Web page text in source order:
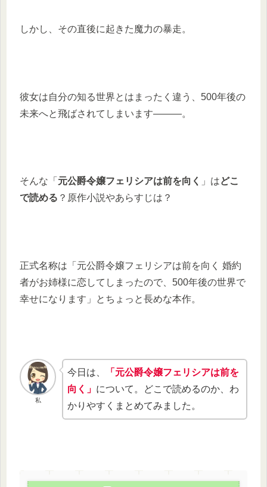
しかし、その直後に起きた魔力の暴走。
彼女は自分の知る世界とはまったく違う、500年後の
未来へと飛ばされてしまいます―――。
そんな「 元公爵令嬢フェリシアは前を向く 」はどこ
で読める ？原作小説やあらすじは？
正式名称は「元公爵令嬢フェリシアは前を向く 婚約
者がお姉様に恋してしまったので、500年後の世界で
幸せになります」とちょっと長めな本作。
私
今日は、
「元公爵令嬢フェリシアは前を
向く」 について。どこで読めるのか、わ
かりやすくまとめてみました。